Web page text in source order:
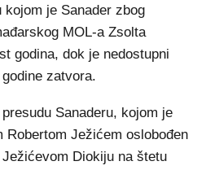
je Sanader zbog
MOL-a Zsolta
godina, dok je nedostupni
zatvora.
Sanaderu, kojom je
Robertom Ježićem oslobođen
Diokiju na štetu